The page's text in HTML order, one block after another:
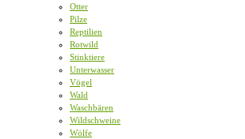
Otter
Pilze
Reptilien
Rotwild
Stinktiere
Unterwasser
Vögel
Wald
Waschbären
Wildschweine
Wölfe